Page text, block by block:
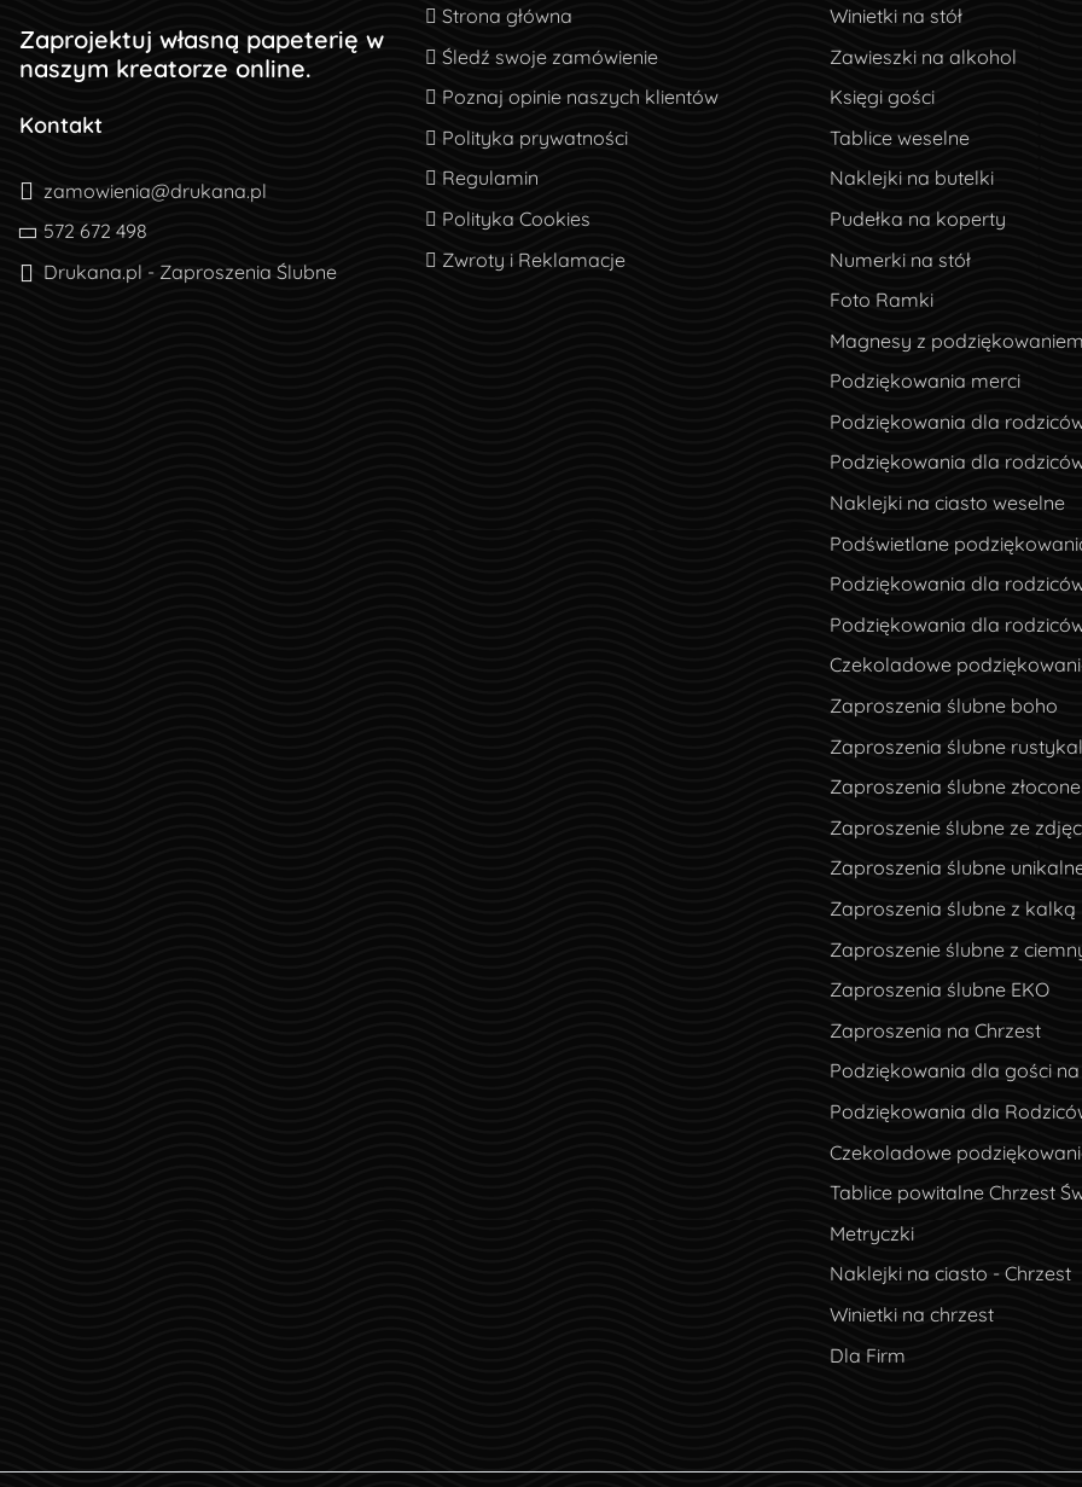
Zaprojektuj własną papeterię w
naszym kreatorze online.
Kontakt
zamowienia@drukana.pl
572 672 498
Drukana.pl - Zaproszenia Ślubne
Strona główna
Strona główna
Śledź swoje zamówienie
Śledź swoje zamówienie
Poznaj opinie naszych klientów
Poznaj opinie naszych klientów
Polityka prywatności
Polityka prywatności
Regulamin
Regulamin
Polityka Cookies
Polityka Cookies
Zwroty i Reklamacje
Zwroty i Reklamacje
Winietki na stół
Zawieszki na alkohol
Księgi gości
Tablice weselne
Naklejki na butelki
Pudełka na koperty
Numerki na stół
Foto Ramki
Magnesy z
Podziękowania merci
Podziękowania dla
Podziękowania dla
Naklejki na ciasto weselne
Podświetlane
Podziękowania dla
Podziękowania dla
Czekoladowe
Zaproszenia ślubne boho
Zaproszenia ślubne
Zaproszenia ślubne złocone
Zaproszenie ślubne ze
Zaproszenia ślubne
Zaproszenia ślubne z kalką
Zaproszenie ślubne z
Zaproszenia ślubne EKO
Zaproszenia na Chrzest
Podziękowania dla gości
Podziękowania dla
Czekoladowe
Tablice powitalne Chrzest
Metryczki
Naklejki na ciasto - Chrzest
Winietki na chrzest
Dla Firm